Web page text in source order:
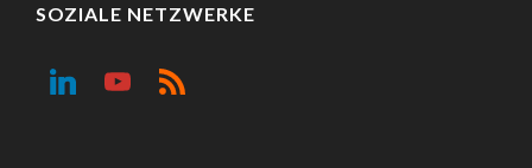
SOZIALE NETZWERKE